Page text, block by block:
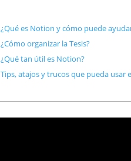
¿Qué es Notion y cómo puede
¿Cómo organizar la Tesis?
¿Qué tan útil es Notion?
Tips, atajos y trucos que pueda